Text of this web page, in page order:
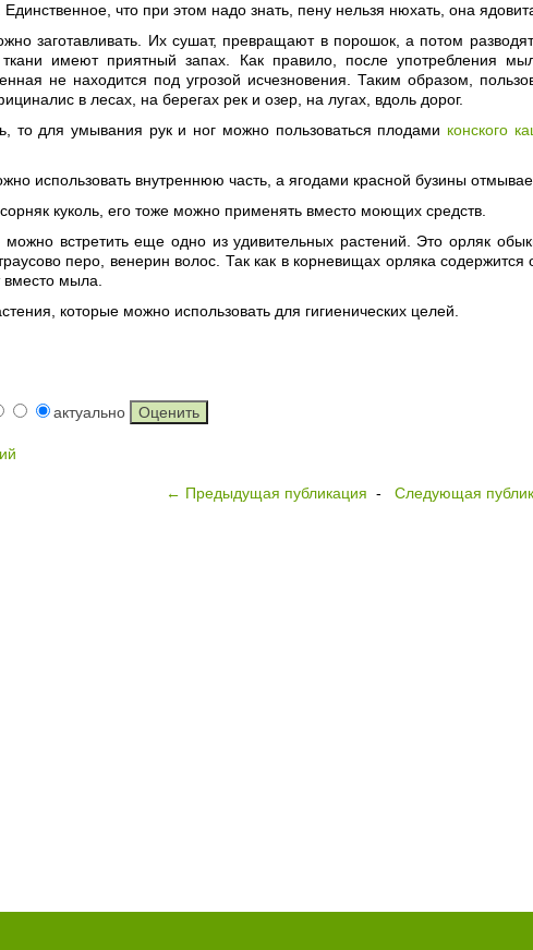
Единственное, что при этом надо знать, пену нельзя нюхать, она
заготавливать. Их сушат, превращают в порошок, а потом
имеют приятный запах. Как правило, после употребления
не находится под угрозой исчезновения. Таким образом,
в лесах, на берегах рек и озер, на лугах, вдоль дорог.
то для умывания рук и ног можно пользоваться плодами конского
использовать внутреннюю часть, а ягодами красной бузины
куколь, его тоже можно применять вместо моющих средств.
можно встретить еще одно из удивительных растений. Это орляк
перо, венерин волос. Так как в корневищах орляка
мыла.
которые можно использовать для гигиенических целей.
актуально
← Предыдущая публикация -Следующая